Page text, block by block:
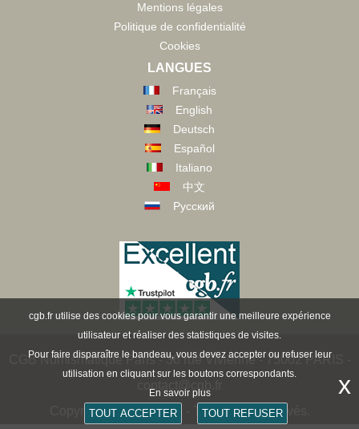
Mentions légales
Politique de confidentialité
Cookies
LANGUES
Français
English
Deutsch
Español
Italiano
中文
Русский
CGB Numismatique Paris - 36 rue Vivienne - 75002 PARIS -
Copyright @1997-2025 - Tous droits réservés.
cgb.fr utilise des cookies pour vous garantir une meilleure expérience
utilisateur et réaliser des statistiques de visites.
Pour faire disparaître le bandeau, vous devez accepter ou refuser leur
utilisation en cliquant sur les boutons correspondants.
En savoir plus
TOUT ACCEPTER TOUT REFUSER
x